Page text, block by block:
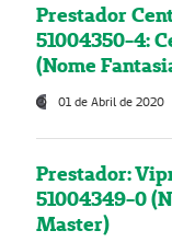
Prestador
51004350-4:
(Nome
01 de Abril de 2020
Prestador:
51004349-0
Master)